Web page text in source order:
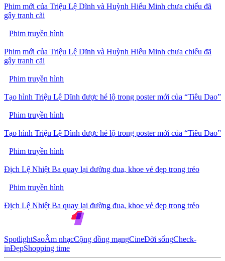
Phim mới của Triệu Lệ Dĩnh và Huỳnh Hiểu Minh chưa chiếu đã
gây tranh cãi
Phim truyền hình
Phim mới của Triệu Lệ Dĩnh và Huỳnh Hiểu Minh chưa chiếu đã
gây tranh cãi
Phim truyền hình
Tạo hình Triệu Lệ Dĩnh được hé lộ trong poster mới của “Tiêu Dao”
Phim truyền hình
Tạo hình Triệu Lệ Dĩnh được hé lộ trong poster mới của “Tiêu Dao”
Phim truyền hình
Địch Lệ Nhiệt Ba quay lại đường đua, khoe vẻ đẹp trong trẻo
Phim truyền hình
Địch Lệ Nhiệt Ba quay lại đường đua, khoe vẻ đẹp trong trẻo
SpotlightSaoÂm nhạcCộng đồng mạngCineĐời sốngCheck-
inĐẹpShopping time